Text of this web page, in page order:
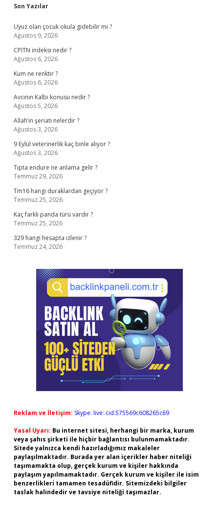
Sidebar
Son Yazılar
Uyuz olan çocuk okula gidebilir mi ?
Ağustos 9, 2026
CPITN indeksi nedir ?
Ağustos 6, 2026
Kum ne renktir ?
Ağustos 6, 2026
Avcının Kalbi konusu nedir ?
Ağustos 5, 2026
Allah’ın şeriatı nelerdir ?
Ağustos 3, 2026
9 Eylül veterinerlik kaç binle alıyor ?
Ağustos 3, 2026
Tıpta endure ne anlama gelir ?
Temmuz 29, 2026
Tm16 hangi duraklardan geçiyor ?
Temmuz 25, 2026
Kaç farklı panda türü vardır ?
Temmuz 25, 2026
329 hangi hesapta izlenir ?
Temmuz 24, 2026
Reklam ve İletişim: Skype: live:.cid.575569c608265c69
Yasal Uyarı: Bu internet sitesi, herhangi bir marka, kurum
veya şahıs şirketi ile hiçbir bağlantısı bulunmamaktadır.
Sitede yalnızca kendi hazırladığımız makaleler
paylaşılmaktadır. Burada yer alan içerikler haber niteliği
taşımamakta olup, gerçek kurum ve kişiler hakkında
paylaşım yapılmamaktadır. Gerçek kurum ve kişiler ile isim
benzerlikleri tamamen tesadüfidir. Sitemizdeki bilgiler
taslak halindedir ve tavsiye niteliği taşımazlar.